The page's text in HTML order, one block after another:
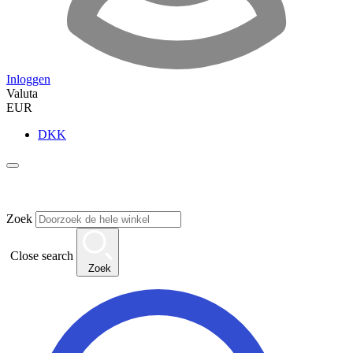
Inloggen
Valuta
EUR
DKK
Zoek
Close search
Zoek